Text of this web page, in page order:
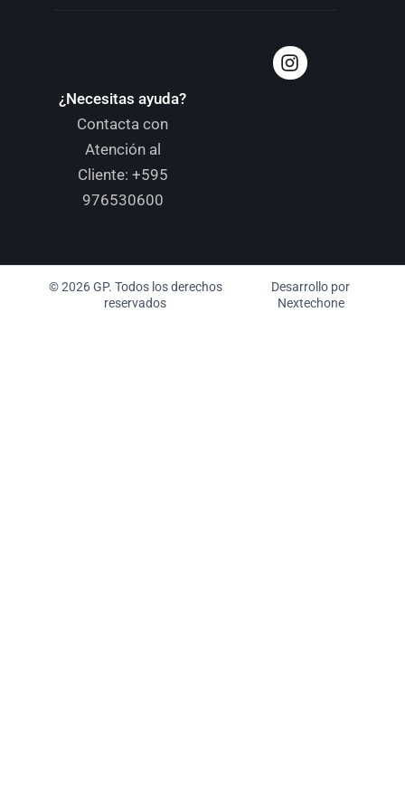
¿Necesitas ayuda?
Contacta con
Atención al
Cliente: +595
976530600
© 2026 GP. Todos los derechos
reservados
Desarrollo por
Nextechone